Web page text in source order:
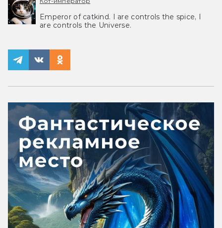
Emperor of catkind. I are controls the spice, I
are controls the Universe.